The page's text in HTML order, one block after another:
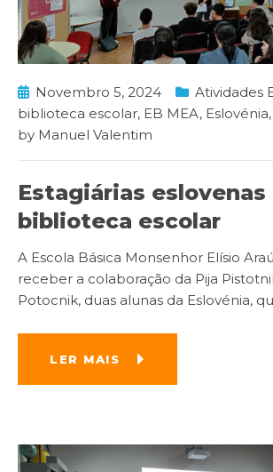
Novembro 5, 2024
Atividades
biblioteca escolar, EB MEA, Eslovénia,
by Manuel Valentim
Estagiárias eslovenas
biblioteca escolar
A Escola Básica Monsenhor Elísio
receber a colaboração da Pija
Potocnik, duas alunas da Eslovénia,
LER MAIS